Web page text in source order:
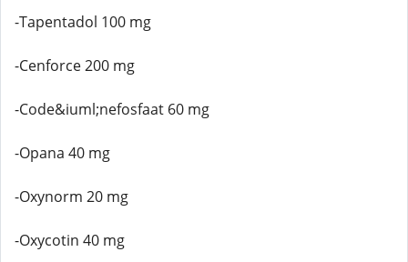
-Tapentadol 100 mg
-Cenforce 200 mg
-Code&iuml;nefosfaat 60 mg
-Opana 40 mg
-Oxynorm 20 mg
-Oxycotin 40 mg